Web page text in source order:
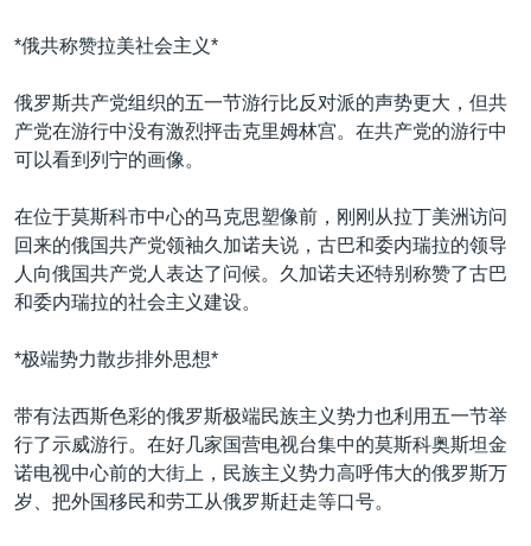
*俄共称赞拉美社会主义*
俄罗斯共产党组织的五一节游行比反对派的声势更大，但共
产党在游行中没有激烈抨击克里姆林宫。在共产党的游行中
可以看到列宁的画像。
在位于莫斯科市中心的马克思塑像前，刚刚从拉丁美洲访问
回来的俄国共产党领袖久加诺夫说，古巴和委内瑞拉的领导
人向俄国共产党人表达了问候。久加诺夫还特别称赞了古巴
和委内瑞拉的社会主义建设。
*极端势力散步排外思想*
带有法西斯色彩的俄罗斯极端民族主义势力也利用五一节举
行了示威游行。在好几家国营电视台集中的莫斯科奥斯坦金
诺电视中心前的大街上，民族主义势力高呼伟大的俄罗斯万
岁、把外国移民和劳工从俄罗斯赶走等口号。